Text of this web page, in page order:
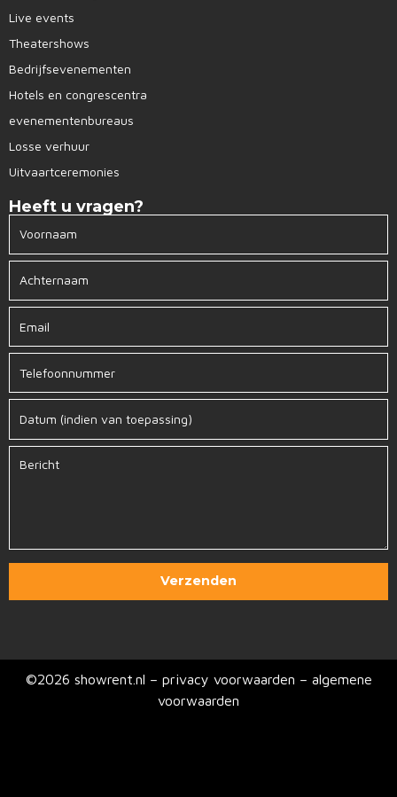
Live events
Theatershows
Bedrijfsevenementen
Hotels en congrescentra
evenementenbureaus
Losse verhuur
Uitvaartceremonies
Heeft u vragen?
Verzenden
©2026 showrent.nl – privacy voorwaarden – algemene
voorwaarden